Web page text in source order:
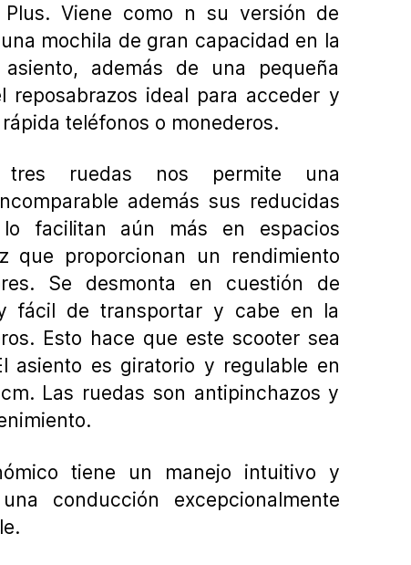
Viene como n su versión de
mochila de gran capacidad en la
además de una pequeña
reposabrazos ideal para acceder y
teléfonos o monederos.
ruedas nos permite una
además sus reducidas
lo facilitan aún más en espacios
que proporcionan un rendimiento
Se desmonta en cuestión de
fácil de transportar y cabe en la
Esto hace que este scooter sea
asiento es giratorio y regulable en
Las ruedas son antipinchazos y
tiene un manejo intuitivo y
conducción excepcionalmente